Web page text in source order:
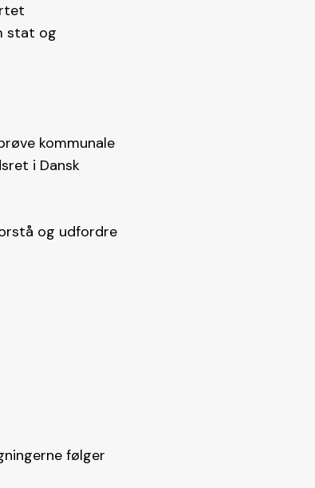
stat og
kommunale
i Dansk
og udfordre
følger